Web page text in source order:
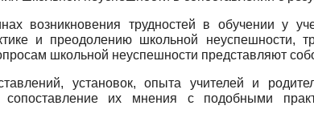
возникновения трудностей в обучении у
и преодолению школьной неуспешности,
школьной неуспешности представляют
установок, опыта учителей и
их мнения с подобными